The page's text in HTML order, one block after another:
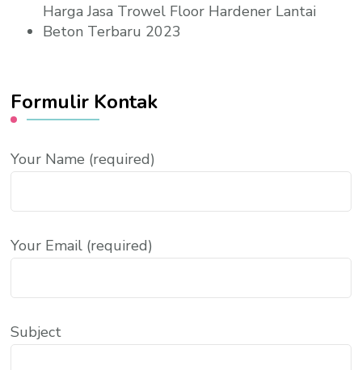
Harga Jasa Trowel Floor Hardener Lantai
Beton Terbaru 2023
Formulir Kontak
Your Name (required)
Your Email (required)
Subject